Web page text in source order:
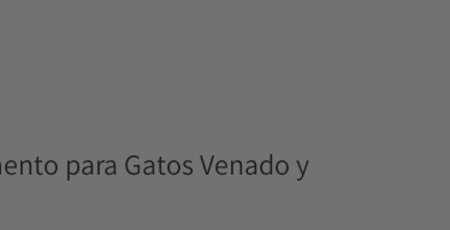
para Gatos Venado y